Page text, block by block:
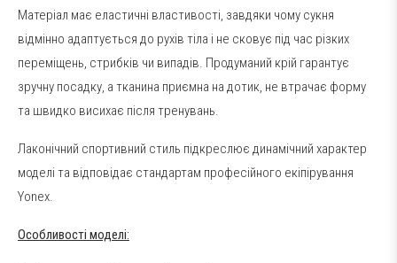
Матеріал має еластичні властивості, завдяки чому сукня
відмінно адаптується до рухів тіла і не сковує під час різких
переміщень, стрибків чи випадів. Продуманий крій гарантує
зручну посадку, а тканина приємна на дотик, не втрачає форму
та швидко висихає після тренувань.
Лаконічний спортивний стиль підкреслює динамічний характер
моделі та відповідає стандартам професійного екіпірування
Yonex.
Особливості моделі: